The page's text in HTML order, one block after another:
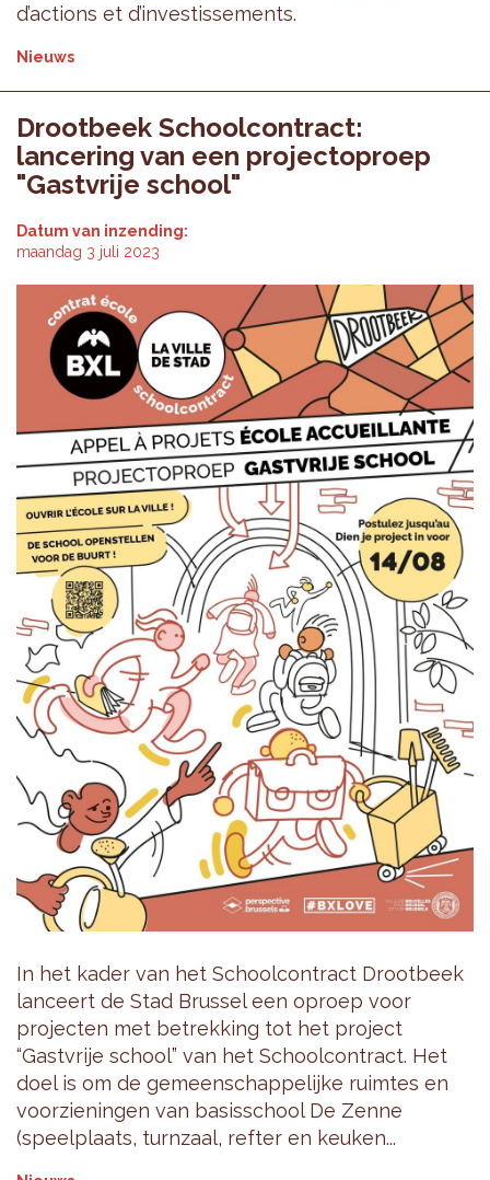
d’actions et d’investissements.
Nieuws
Drootbeek Schoolcontract:
lancering van een projectoproep
"Gastvrije school"
Datum van inzending:
maandag 3 juli 2023
In het kader van het Schoolcontract Drootbeek
lanceert de Stad Brussel een oproep voor
projecten met betrekking tot het project
“Gastvrije school” van het Schoolcontract. Het
doel is om de gemeenschappelijke ruimtes en
voorzieningen van basisschool De Zenne
(speelplaats, turnzaal, refter en keuken...